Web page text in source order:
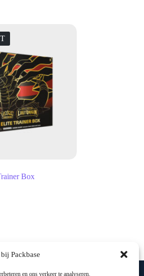
Packbase
en ons verkeer te analyseren.
Box